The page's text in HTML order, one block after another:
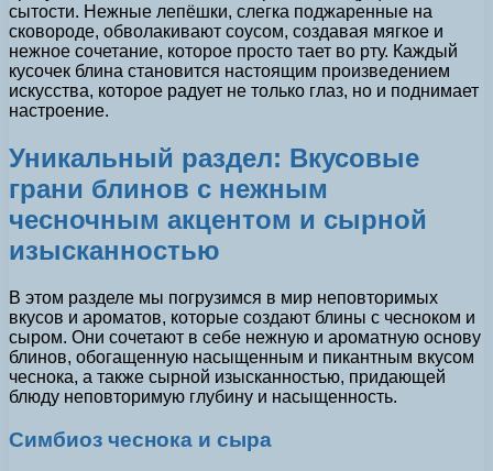
сытости. Нежные лепёшки, слегка поджаренные на
сковороде, обволакивают соусом, создавая мягкое и
нежное сочетание, которое просто тает во рту. Каждый
кусочек блина становится настоящим произведением
искусства, которое радует не только глаз, но и поднимает
настроение.
Уникальный раздел: Вкусовые
грани блинов с нежным
чесночным акцентом и сырной
изысканностью
В этом разделе мы погрузимся в мир неповторимых
вкусов и ароматов, которые создают блины с чесноком и
сыром. Они сочетают в себе нежную и ароматную основу
блинов, обогащенную насыщенным и пикантным вкусом
чеснока, а также сырной изысканностью, придающей
блюду неповторимую глубину и насыщенность.
Симбиоз чеснока и сыра